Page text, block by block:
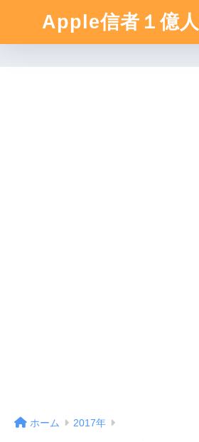
Apple信者１億
ホーム 2017年